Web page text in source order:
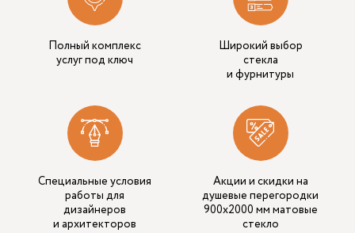
Полный комплекс
услуг под ключ
Широкий выбор
стекла
и фурнитуры
Специальные условия
работы для
дизайнеров
и архитекторов
Акции и скидки на
душевые перегородки
900x2000 мм матовые
стекло